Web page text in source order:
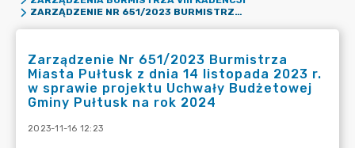
ZARZĄDZENIE NR 651/2023 BURMISTRZA MIASTA PUŁTUSK Z DNIA 14 LISTOPADA 2023 R. W SPRAWIE PROJEKTU UCHWAŁY BUDŻETOWEJ GMINY PUŁTUSK NA ROK 2024
Zarządzenie Nr 651/2023 Burmistrza
Miasta Pułtusk z dnia 14 listopada 2023 r.
w sprawie projektu Uchwały Budżetowej
Gminy Pułtusk na rok 2024
2023-11-16 12:23